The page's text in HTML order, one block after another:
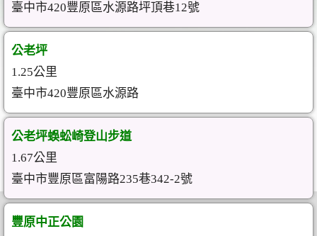
臺中市420豐原區水源路坪頂巷12號
公老坪
1.25公里
臺中市420豐原區水源路
公老坪蜈蚣崎登山步道
1.67公里
臺中市豐原區富陽路235巷342-2號
豐原中正公園